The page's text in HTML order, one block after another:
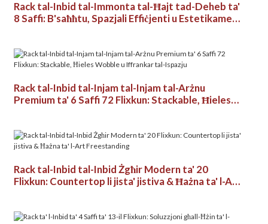
Rack tal-Inbid tal-Immonta tal-Ħajt tad-Deheb ta'
8 Saffi: B'saħħtu, Spazjali Effiċjenti u Estetikament
Rack tal-Inbid tal-Injam tal-Injam tal-Arżnu
Premium ta' 6 Saffi 72 Flixkun: Stackable, Ħieles
Rack tal-Inbid tal-Inbid Żgħir Modern ta' 20
Flixkun: Countertop li jista' jistiva & Ħażna ta' l-Art